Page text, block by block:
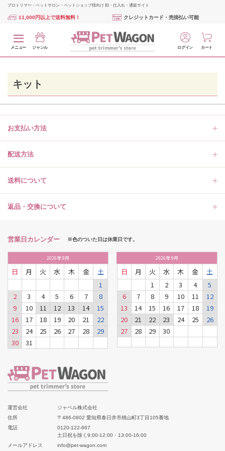
プロトリマー・ペットサロン・ペットショップ様向け 卸・仕入れ・通販サイト
11,000円以上で送料無料！ クレジットカード・売掛払い可能
メニュー ジャンル ログイン カート
キット
お支払い方法
配送方法
送料について
返品・交換について
営業日カレンダー ※色のついた日は休業日です。
2026年8月
日 月 火 水 木 金
土
1
2
3 4 5 6 7
8
9
10 11 12 13 14
15
16
17 18 19 20 21
22
23
24 25 26 27 28
29
30
31
2026年9月
日 月 火 水 木 金
土
1
2 3 4
5
6
7 8 9 10 11
12
13
14 15 16 17 18
19
20
21 22 23 24 25
26
27
28 29 30
運営会社
ジャペル株式会社
住所
〒486-0802 愛知県春日井市桃山町3丁目105番地
電話
0120-122-667
土日祝を除く9:00-12:00・13:00-16:00
メールアドレス
info@pet-wagon.com